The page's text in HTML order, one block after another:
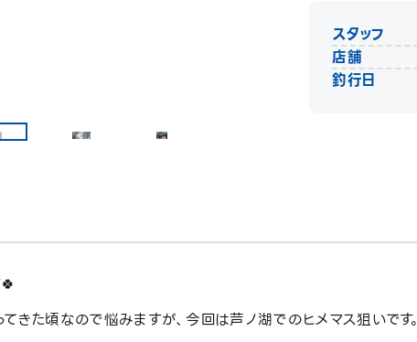
スタッフ
店舗
釣行日
きた頃なので悩みますが、今回は芦ノ湖でのヒメマス狙いです。